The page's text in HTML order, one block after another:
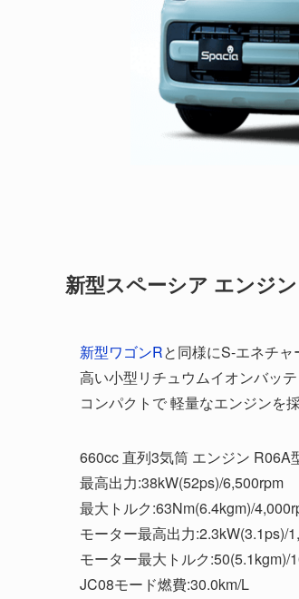
新型スペーシア エンジ
新型ワゴンRと同様にS-エネチ
高い小型リチュウムイオンバッ
コンパクトで 軽量なエンジンを
660cc 直列3気筒 エンジン R06A
最高出力:38kW(52ps)/6,500rpm
最大トルク:63Nm(6.4kgm)/
モーター最高出力:2.3kW(3.1ps)/
モーター最大トルク:50(5.1kgm)/
JC08モード燃費:30.0km/L